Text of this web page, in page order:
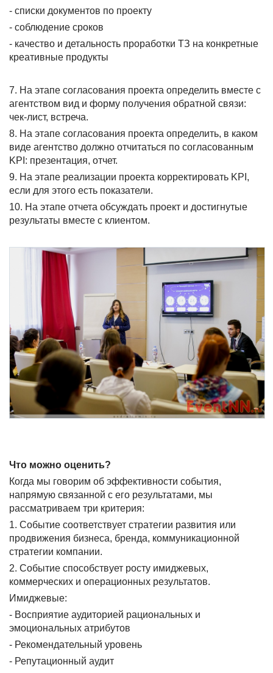
- списки документов по проекту
- соблюдение сроков
- качество и детальность проработки ТЗ на конкретные
креативные продукты
7. На этапе согласования проекта определить вместе с
агентством вид и форму получения обратной связи:
чек-лист, встреча.
8. На этапе согласования проекта определить, в каком
виде агентство должно отчитаться по согласованным
KPI: презентация, отчет.
9. На этапе реализации проекта корректировать KPI,
если для этого есть показатели.
10. На этапе отчета обсуждать проект и достигнутые
результаты вместе с клиентом.
Что можно оценить?
Когда мы говорим об эффективности события,
напрямую связанной с его результатами, мы
рассматриваем три критерия:
1. Событие соответствует стратегии развития или
продвижения бизнеса, бренда, коммуникационной
стратегии компании.
2. Событие способствует росту имиджевых,
коммерческих и операционных результатов.
Имиджевые:
- Восприятие аудиторией рациональных и
эмоциональных атрибутов
- Рекомендательный уровень
- Репутационный аудит